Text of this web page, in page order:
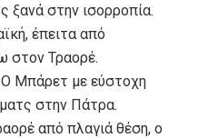
ξανά στην ισορροπία.
έπειτα από
στον Τραορέ.
Ο Μπάρετ με εύστοχη
στην Πάτρα.
από πλαγιά θέση, ο